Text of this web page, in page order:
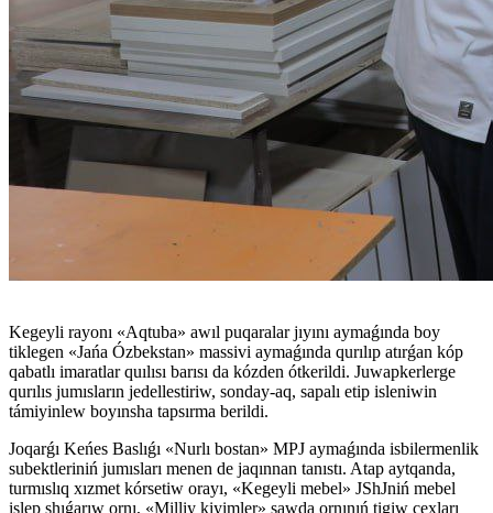
Kegeyli rayonı «Aqtuba» awıl puqaralar jıyını aymaǵında boy
tiklegen «Jańa Ózbekstan» massivi aymaǵında qurılıp atırǵan kóp
qabatlı imaratlar quılısı barısı da kózden ótkerildi. Juwapkerlerge
qurılıs jumısların jedellestiriw, sonday-aq, sapalı etip isleniwin
támiyinlew boyınsha tapsırma berildi.
Joqarǵı Keńes Baslıǵı «Nurlı bostan» MPJ aymaǵında isbilermenlik
subektleriniń jumısları menen de jaqınnan tanıstı. Atap aytqanda,
turmıslıq xızmet kórsetiw orayı, «Kegeyli mebel» JShJniń mebel
islep shıǵarıw ornı, «Milliy kiyimler» sawda ornınıń tigiw cexları